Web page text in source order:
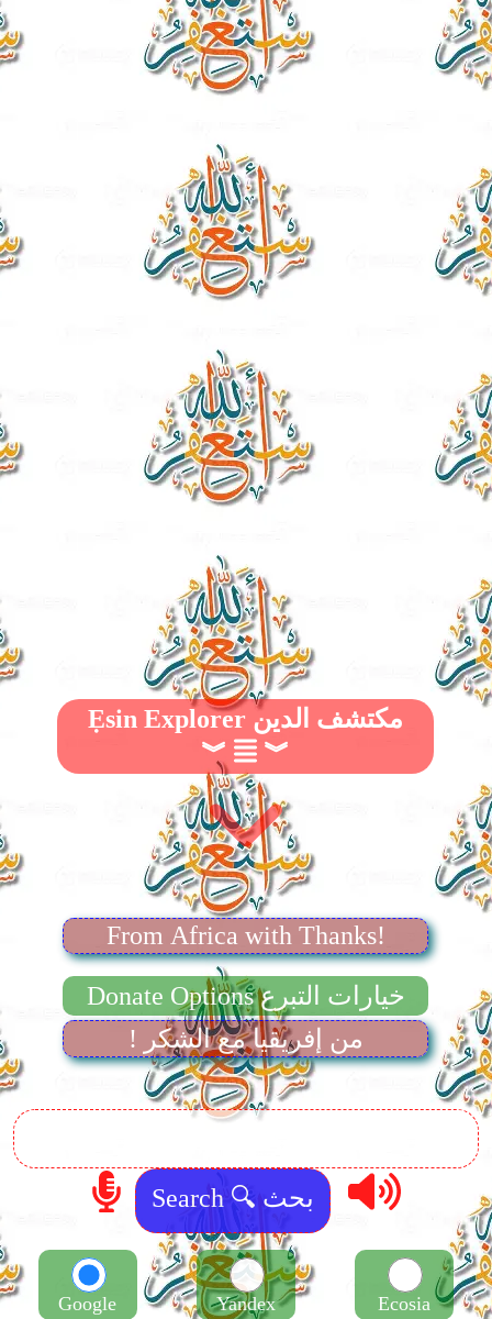
Ẹsin Explorer مكتشف الدين
︾
︾
From Africa with Thanks!
Donate Options خيارات التبرع
! من إفريقيا مع الشكر
Google Yandex Ecosia